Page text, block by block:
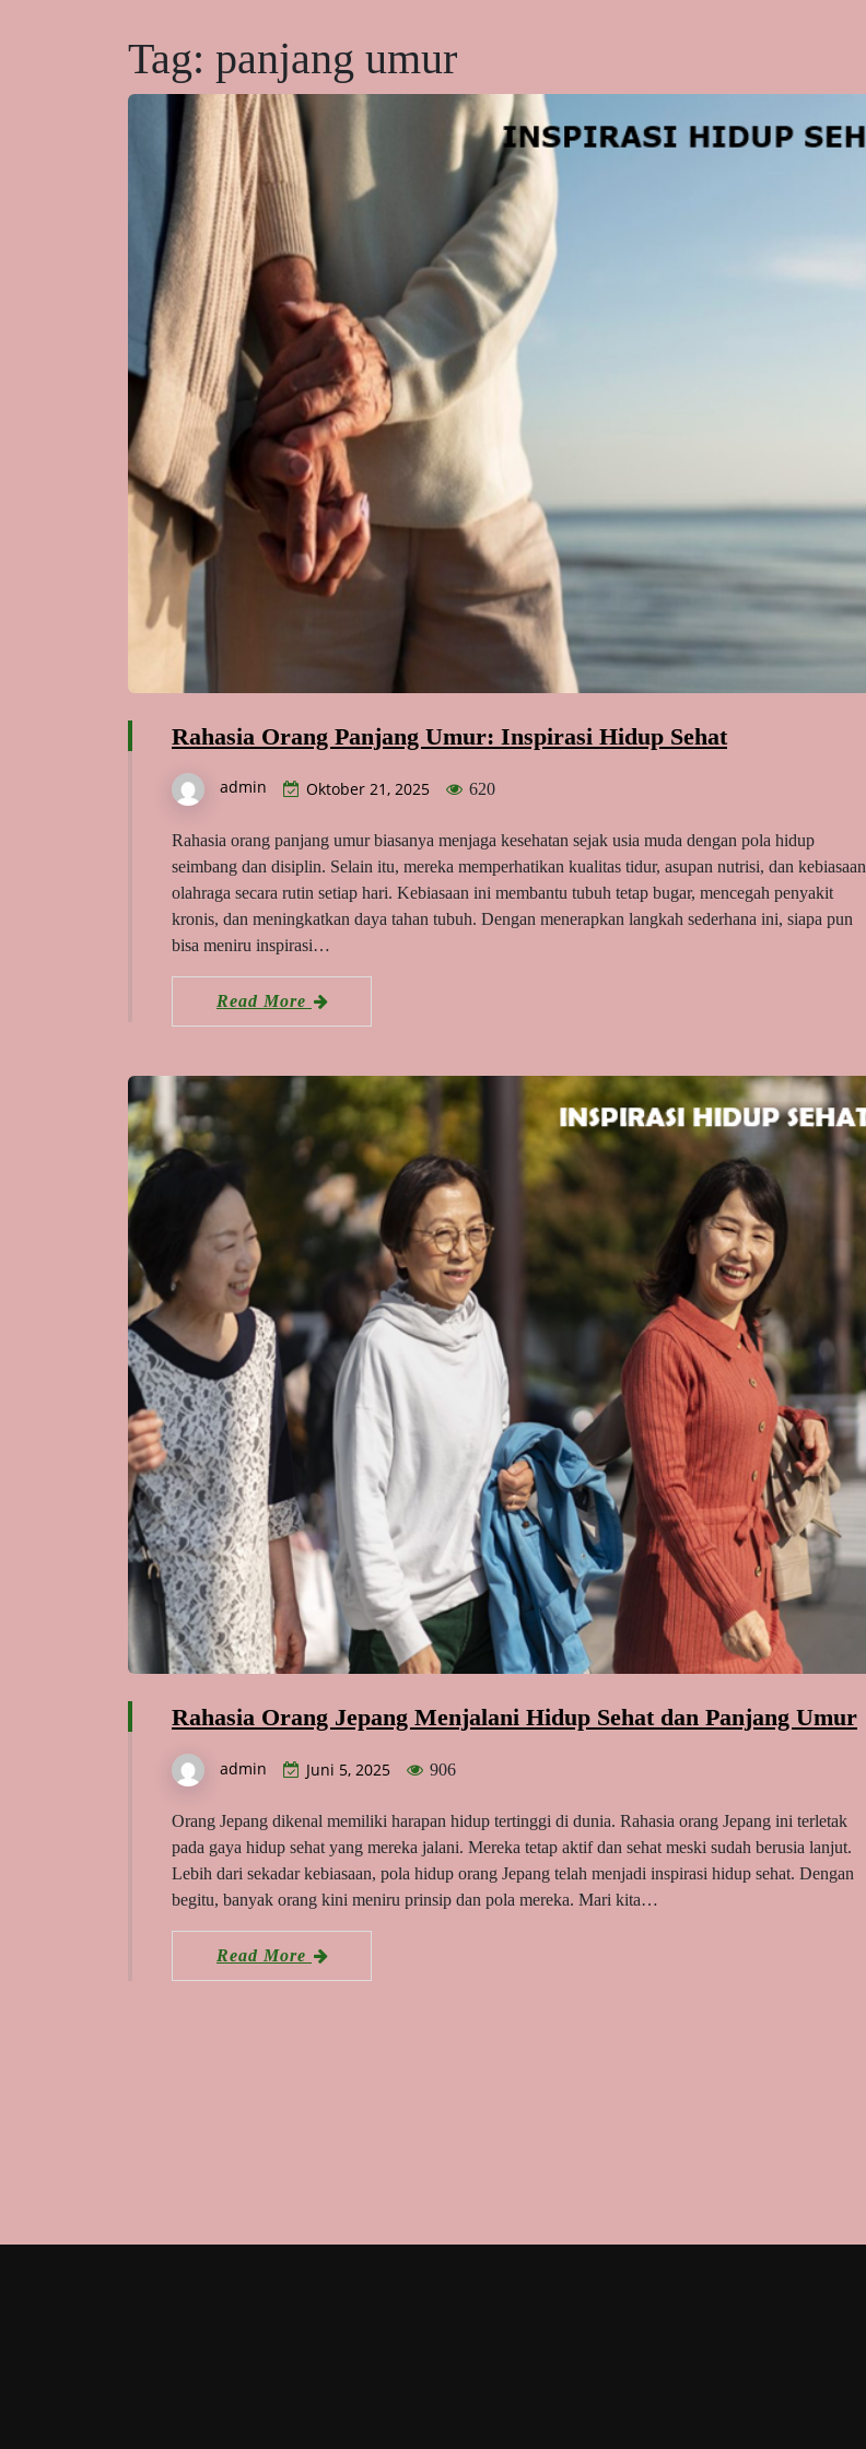
Tag: panjang umur
Rahasia Orang Panjang Umur: Inspirasi Hidup Sehat
admin Oktober 21, 2025 620
Rahasia orang panjang umur biasanya menjaga kesehatan sejak usia muda dengan pola hidup
seimbang dan disiplin. Selain itu, mereka memperhatikan kualitas tidur, asupan nutrisi, dan kebiasaan
olahraga secara rutin setiap hari. Kebiasaan ini membantu tubuh tetap bugar, mencegah penyakit
kronis, dan meningkatkan daya tahan tubuh. Dengan menerapkan langkah sederhana ini, siapa pun
bisa meniru inspirasi…
Read More
Rahasia Orang Jepang Menjalani Hidup Sehat dan Panjang Umur
admin Juni 5, 2025 906
Orang Jepang dikenal memiliki harapan hidup tertinggi di dunia. Rahasia orang Jepang ini terletak
pada gaya hidup sehat yang mereka jalani. Mereka tetap aktif dan sehat meski sudah berusia lanjut.
Lebih dari sekadar kebiasaan, pola hidup orang Jepang telah menjadi inspirasi hidup sehat. Dengan
begitu, banyak orang kini meniru prinsip dan pola mereka. Mari kita…
Read More